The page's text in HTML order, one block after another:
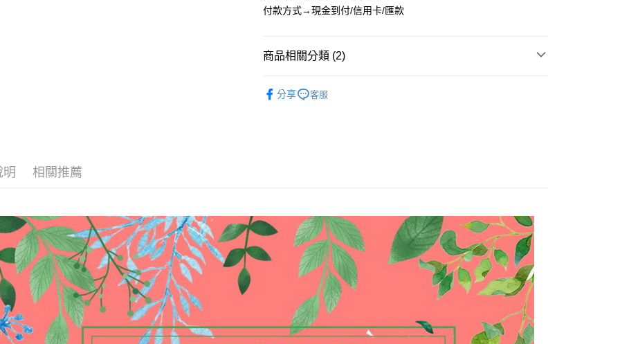
大哥付你分期
1.本服務由台灣大哥大提供，台灣大哥大用戶可立即使用無須另外申請。
2.付款方式選擇「大哥付你分期」，訂單成立後會自動跳轉到大哥付的交易
完成交易。
3.實際核准額度、可分期數及費用金額請依後續交易確認頁面所載為準。
【注意事項】
1.本服務係由「台灣大哥大股份有限公司」（以下簡稱本公司）所提供，讓
用戶於交易時，得透過本服務購買商品或服務，並由商店將買賣／分期付
款買賣價金債權讓與本公司後，依約使用本公司帳單繳交帳款。
2.基於同意付款使用「大哥付你分期」之契約關係目的，商店將以您的個人
資料（包含姓名、電話或地址）提供予台灣大哥大進項蒐集、處理及利
用，由本公司與您本人進行分期帳單所需資料之確認、核對及更正。
3.完整用戶服務條款，請詳閱以下連結：
相關說明
AFTEE先享後付是「在收到商品之後才付款」的支付方式。 讓您購物簡單
便利好安心！
３．收到繳費通知簡訊後14天內，點擊此簡訊中的連結，可透過四大超商
／ATM／網路銀行／等多元方式進行付款，方視為交易完成。
※ 請注意：結帳手續完成當下不需立刻繳費，但若您需要取消訂單，請聯
絡購買商品的店家。未經商家同意取消之訂單仍視為有效，需透過AFTEE
先享後付繳納相關費用。
※ 交易是否成功請以「AFTEE先享後付 」之結帳頁面顯示為準，若有關於
是否繳費成功／繳費後需取消欲退款等相關疑問，請聯繫「AFTEE先享後
付客戶支援中心」https://netprotections.freshdesk.com/support/home
【注意事項】
１．透過由恩沛科技股份有限公司提供之「AFTEE先享後付」服務完成之
ATM付款
7-11取貨付款
每筆NT$80，滿NT$1,500(含以上)免運費
先付款宅配到府
每筆NT$65，滿NT$1,500(含以上)免運費
貨到付款
每筆NT$130，滿NT$1,500(含以上)免運費
付款方式→現金到付/信用卡/匯款
商品相關分類 (2)
分享 客服
明 相關推薦